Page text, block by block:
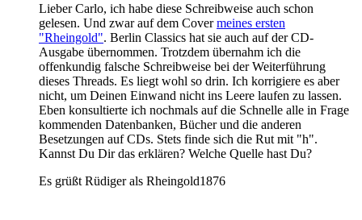
Lieber Carlo, ich habe diese Schreibweise auch schon
gelesen. Und zwar auf dem Covermeines ersten
"Rheingold". Berlin Classics hat sie auch auf der CD-
Ausgabe übernommen. Trotzdem übernahm ich die
offenkundig falsche Schreibweise bei der Weiterführung
dieses Threads. Es liegt wohl so drin. Ich korrigiere es aber
nicht, um Deinen Einwand nicht ins Leere laufen zu lassen.
Eben konsultierte ich nochmals auf die Schnelle alle in Frage
kommenden Datenbanken, Bücher und die anderen
Besetzungen auf CDs. Stets finde sich die Rut mit "h".
Kannst Du Dir das erklären? Welche Quelle hast Du?
Es grüßt Rüdiger als Rheingold1876